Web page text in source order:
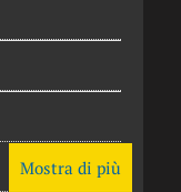
Mostra di più